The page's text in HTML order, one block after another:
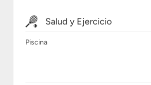
Salud y Ejercicio
Piscina